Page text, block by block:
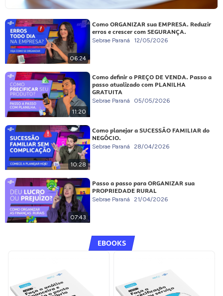
06:24
Como ORGANIZAR sua EMPRESA. Reduzir
erros e crescer com SEGURANÇA.
Sebrae Paraná 12/05/2026
11:20
Como definir o PREÇO DE VENDA. Passo a
passo atualizado com PLANILHA
GRATUITA
Sebrae Paraná 05/05/2026
10:28
Como planejar a SUCESSÃO FAMILIAR do
NEGÓCIO.
Sebrae Paraná 28/04/2026
07:43
Passo a passo para ORGANIZAR sua
PROPRIEDADE RURAL
Sebrae Paraná 21/04/2026
EBOOKS